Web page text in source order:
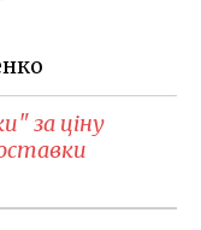
за ціну